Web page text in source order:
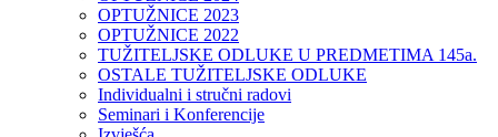
OPTUŽNICE 2023
OPTUŽNICE 2022
TUŽITELJSKE ODLUKE U PREDMETIMA 145a.
OSTALE TUŽITELJSKE ODLUKE
Individualni i stručni radovi
Seminari i Konferencije